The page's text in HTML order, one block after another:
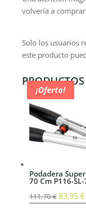
volvería a comprar
Solo los usuarios
este producto
¡Oferta!
Podadera
70 Cm P116-SL-
111,70€ El
83,95€El
¡Oferta!
¡Oferta!
¡Oferta!